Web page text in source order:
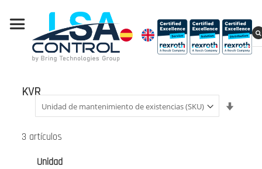
KVR
3 artículos
Unidad